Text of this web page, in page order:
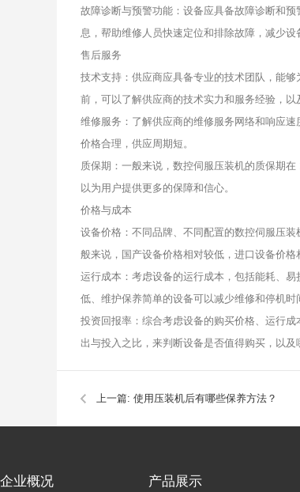
故障诊断与预警功能：设备应具备故障诊断和
息，帮助维修人员快速定位和排除故障，减少设
售后服务
技术支持：供应商应具备专业的技术团队，能
前，可以了解供应商的技术实力和服务经验，以
维修服务：了解供应商的维修服务网络和响应
价格合理，供应周期短。
质保期：一般来说，数控伺服压装机的质保期
以为用户提供更多的保障和信心。
价格与成本
设备价格：不同品牌、不同配置的数控伺服压
般来说，国产设备价格相对较低，进口设备价
运行成本：考虑设备的运行成本，包括能耗、
低、维护保养简单的设备可以减少维修和停机时
投资回报率：综合考虑设备的购买价格、运行
出与投入之比，来判断设备是否值得购买，以及
上一篇: 使用压装机后有哪些保养方法？
企业概况 产品展示